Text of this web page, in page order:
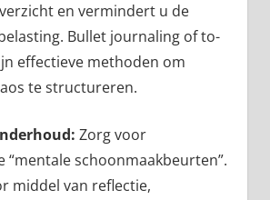
en vermindert u de
Bullet journaling of to-
effectieve methoden om
te structureren.
Zorg voor
“mentale schoonmaakbeurten”.
middel van reflectie,